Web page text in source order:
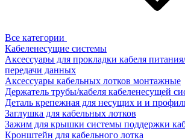
Все категории
Кабеленесущие системы
Аксессуары для прокладки кабеля
передачи данных
Аксессуары кабельных лотков монтажные
Держатель трубы/кабеля кабеленесущей
Деталь крепежная для несущих и и
Заглушка для кабельных лотков
Зажим для крышки системы поддержки
Кронштейн для кабельного лотка